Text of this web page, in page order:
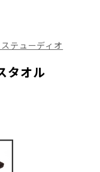
テューディオ
タオル